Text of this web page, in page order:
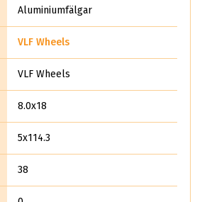
med högsta precision med
och kommer att förbättra
Aluminiumfälgar
VLF Wheels
VLF Wheels
8.0x18
5x114.3
38